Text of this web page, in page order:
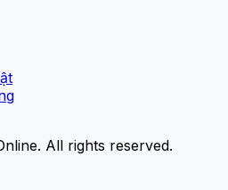
. All rights reserved.